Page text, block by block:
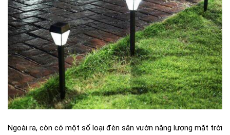
Ngoài ra, còn có một số loại đèn sân vườn năng lượng mặt trời